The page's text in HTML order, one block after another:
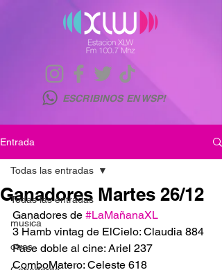
ESCRIBINOS EN WSP!
Entrada
Todas las entradas
musica
otras
Todas las entradas
Ganadores Martes 26/12
Ganadores de #LaMañanaXL
3 Hamb vintag de ElCielo: Claudia 884
Pase doble al cine: Ariel 237
ComboMatero: Celeste 618